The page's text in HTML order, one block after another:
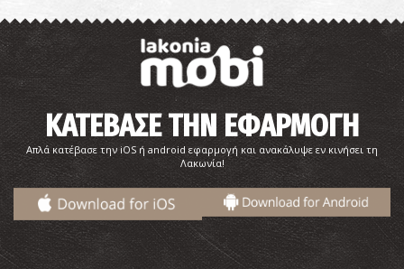
Παραλία Διρού
ΚΑΤΕΒΑΣΕ ΤΗΝ ΕΦΑΡΜΟΓΗ
Απλά κατέβασε την iOS ή android εφαρμογή και ανακάλυψε εν κινήσει τη
Λακωνία!